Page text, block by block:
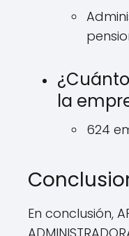
la
624
En conclusión,